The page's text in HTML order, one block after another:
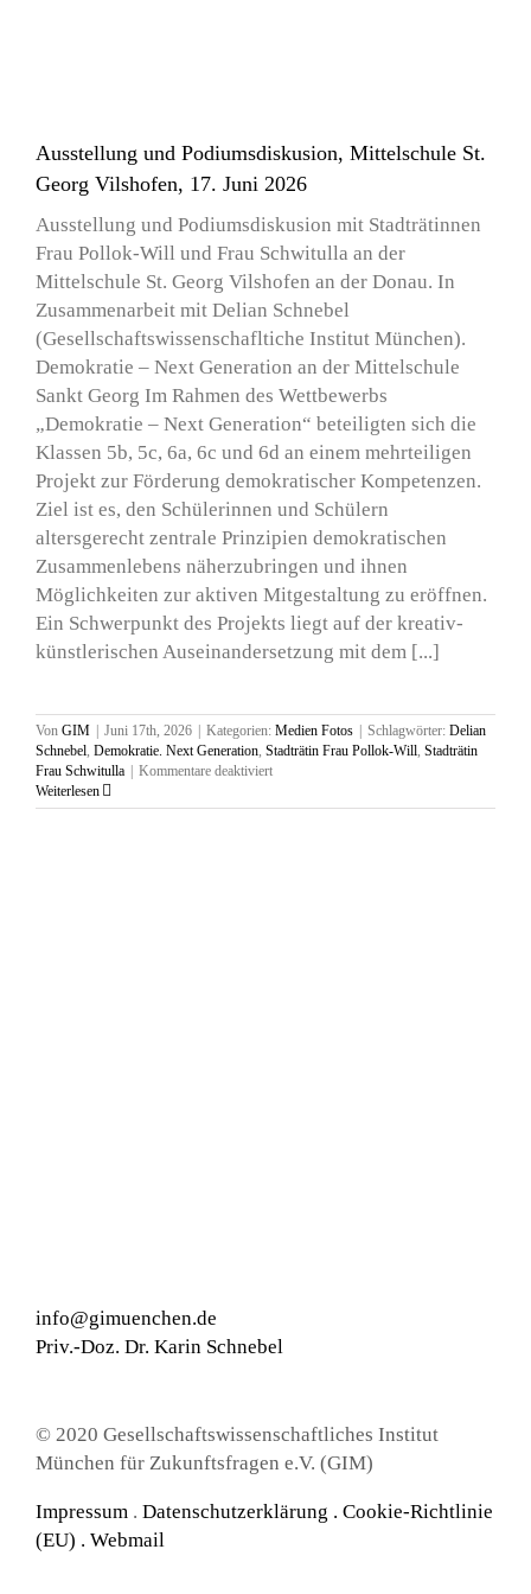
Ausstellung und Podiumsdiskusion, Mittelschule St.
Georg Vilshofen, 17. Juni 2026
Ausstellung und Podiumsdiskusion mit Stadträtinnen
Frau Pollok-Will und Frau Schwitulla an der
Mittelschule St. Georg Vilshofen an der Donau. In
Zusammenarbeit mit Delian Schnebel
(Gesellschaftswissenschafltiche Institut München).
Demokratie – Next Generation an der Mittelschule
Sankt Georg Im Rahmen des Wettbewerbs
„Demokratie – Next Generation“ beteiligten sich die
Klassen 5b, 5c, 6a, 6c und 6d an einem mehrteiligen
Projekt zur Förderung demokratischer Kompetenzen.
Ziel ist es, den Schülerinnen und Schülern
altersgerecht zentrale Prinzipien demokratischen
Zusammenlebens näherzubringen und ihnen
Möglichkeiten zur aktiven Mitgestaltung zu eröffnen.
Ein Schwerpunkt des Projekts liegt auf der kreativ-
künstlerischen Auseinandersetzung mit dem [...]
Von GIM Juni 17th, 2026 Kategorien: Medien Fotos Schlagwörter: Delian
Schnebel, Demokratie. Next Generation, Stadträtin Frau Pollok-Will, Stadträtin
Frau Schwitulla
Kommentare deaktiviertfür
und
Weiterlesen
info@gimuenchen.de
Priv.-Doz. Dr. Karin Schnebel
© 2020 Gesellschaftswissenschaftliches Institut
München für Zukunftsfragen e.V. (GIM)
Impressum . Datenschutzerklärung . Cookie-Richtlinie
(EU) . Webmail